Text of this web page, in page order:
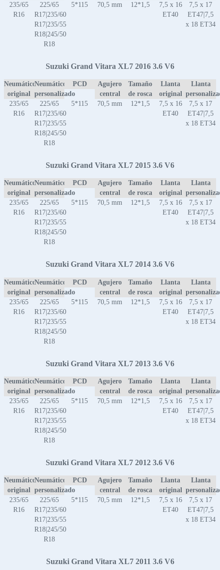
235/65
R16
225/65
R17|235/60
R17|235/55
R18|245/50
R18
5*115 70,5 mm 12*1,5
7,5 x 16
ET40
7,5 x 17
ET47|7,5
x 18 ET34
Suzuki Grand Vitara XL7 2016 3.6 V6
Neumático
original
Neumático
personalizado
PCD
Agujero
central
Tamaño
de rosca
Llanta
original
Llanta
235/65
R16
225/65
R17|235/60
R17|235/55
R18|245/50
R18
5*115 70,5 mm 12*1,5
7,5 x 16
ET40
7,5 x 17
ET47|7,5
x 18 ET34
Suzuki Grand Vitara XL7 2015 3.6 V6
Neumático
original
Neumático
personalizado
PCD
Agujero
central
Tamaño
de rosca
Llanta
original
Llanta
235/65
R16
225/65
R17|235/60
R17|235/55
R18|245/50
R18
5*115 70,5 mm 12*1,5
7,5 x 16
ET40
7,5 x 17
ET47|7,5
x 18 ET34
Suzuki Grand Vitara XL7 2014 3.6 V6
Neumático
original
Neumático
personalizado
PCD
Agujero
central
Tamaño
de rosca
Llanta
original
Llanta
235/65
R16
225/65
R17|235/60
R17|235/55
R18|245/50
R18
5*115 70,5 mm 12*1,5
7,5 x 16
ET40
7,5 x 17
ET47|7,5
x 18 ET34
Suzuki Grand Vitara XL7 2013 3.6 V6
Neumático
original
Neumático
personalizado
PCD
Agujero
central
Tamaño
de rosca
Llanta
original
Llanta
235/65
R16
225/65
R17|235/60
R17|235/55
R18|245/50
R18
5*115 70,5 mm 12*1,5
7,5 x 16
ET40
7,5 x 17
ET47|7,5
x 18 ET34
Suzuki Grand Vitara XL7 2012 3.6 V6
Neumático
original
Neumático
personalizado
PCD
Agujero
central
Tamaño
de rosca
Llanta
original
Llanta
235/65
R16
225/65
R17|235/60
R17|235/55
R18|245/50
R18
5*115 70,5 mm 12*1,5
7,5 x 16
ET40
7,5 x 17
ET47|7,5
x 18 ET34
Suzuki Grand Vitara XL7 2011 3.6 V6